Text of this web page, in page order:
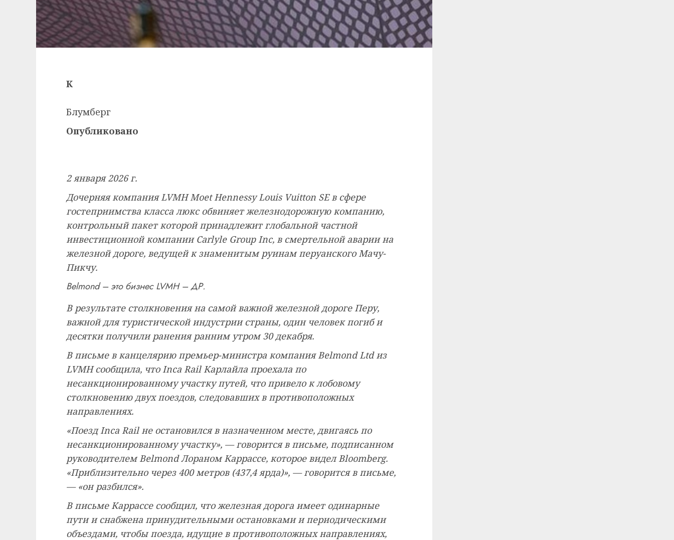
К
Блумберг
Опубликовано
2 января 2026 г.
Дочерняя компания LVMH Moet Hennessy Louis Vuitton SE в сфере
гостеприимства класса люкс обвиняет железнодорожную компанию,
контрольный пакет которой принадлежит глобальной частной
инвестиционной компании Carlyle Group Inc, в смертельной аварии на
железной дороге, ведущей к знаменитым руинам перуанского Мачу-
Пикчу.
Belmond – это бизнес LVMH – ДР.
В результате столкновения на самой важной железной дороге Перу,
важной для туристической индустрии страны, один человек погиб и
десятки получили ранения ранним утром 30 декабря.
В письме в канцелярию премьер-министра компания Belmond Ltd из
LVMH сообщила, что Inca Rail Карлайла проехала по
несанкционированному участку путей, что привело к лобовому
столкновению двух поездов, следовавших в противоположных
направлениях.
«Поезд Inca Rail не остановился в назначенном месте, двигаясь по
несанкционированному участку», — говорится в письме, подписанном
руководителем Belmond Лораном Каррассе, которое видел Bloomberg.
«Приблизительно через 400 метров (437,4 ярда)», — говорится в письме,
— «он разбился».
В письме Каррассе сообщил, что железная дорога имеет одинарные
пути и снабжена принудительными остановками и периодическими
объездами, чтобы поезда, идущие в противоположных направлениях,